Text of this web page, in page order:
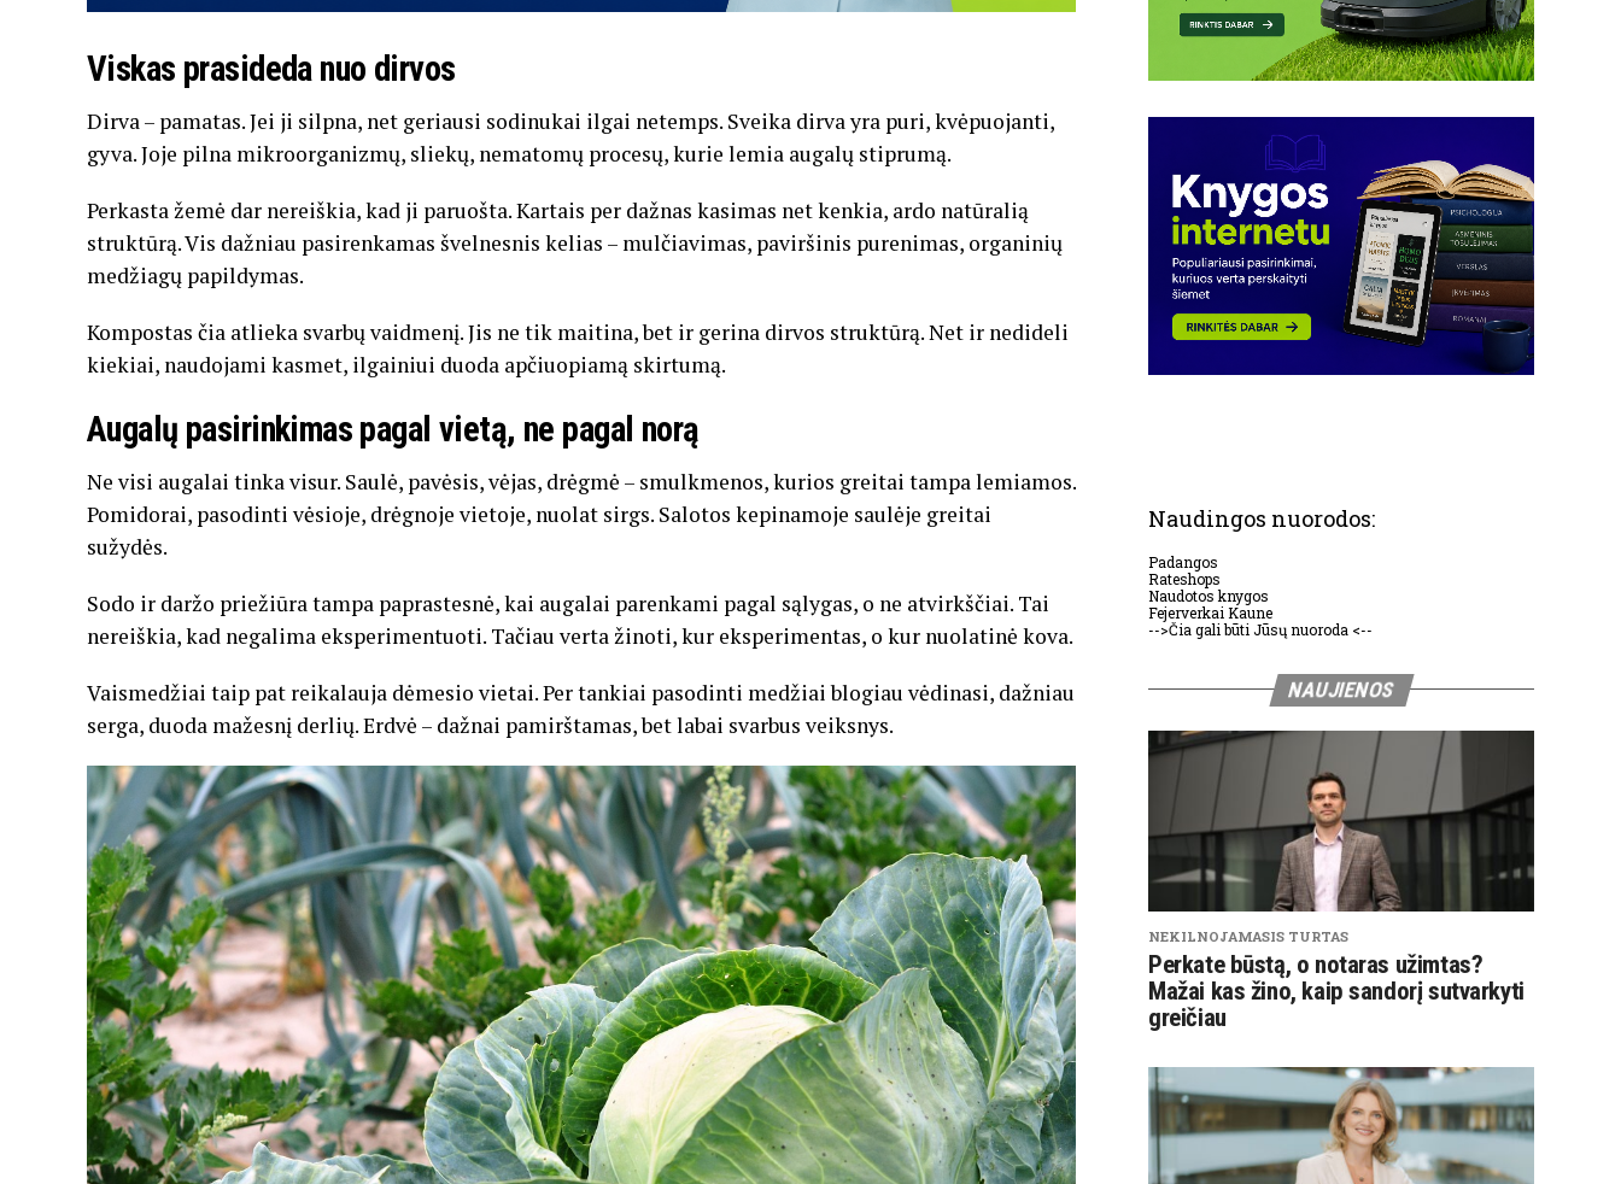
Viskas prasideda nuo dirvos
Dirva – pamatas. Jei ji silpna, net geriausi sodinukai ilgai netemps. Sveika dirva yra puri, kvėpuojanti,
gyva. Joje pilna mikroorganizmų, sliekų, nematomų procesų, kurie lemia augalų stiprumą.
Perkasta žemė dar nereiškia, kad ji paruošta. Kartais per dažnas kasimas net kenkia, ardo natūralią
struktūrą. Vis dažniau pasirenkamas švelnesnis kelias – mulčiavimas, paviršinis purenimas, organinių
medžiagų papildymas.
Kompostas čia atlieka svarbų vaidmenį. Jis ne tik maitina, bet ir gerina dirvos struktūrą. Net ir nedideli
kiekiai, naudojami kasmet, ilgainiui duoda apčiuopiamą skirtumą.
Augalų pasirinkimas pagal vietą, ne pagal norą
Ne visi augalai tinka visur. Saulė, pavėsis, vėjas, drėgmė – smulkmenos, kurios greitai tampa lemiamos.
Pomidorai, pasodinti vėsioje, drėgnoje vietoje, nuolat sirgs. Salotos kepinamoje saulėje greitai
sužydės.
Sodo ir daržo priežiūra tampa paprastesnė, kai augalai parenkami pagal sąlygas, o ne atvirkščiai. Tai
nereiškia, kad negalima eksperimentuoti. Tačiau verta žinoti, kur eksperimentas, o kur nuolatinė kova.
Vaismedžiai taip pat reikalauja dėmesio vietai. Per tankiai pasodinti medžiai blogiau vėdinasi, dažniau
serga, duoda mažesnį derlių. Erdvė – dažnai pamirštamas, bet labai svarbus veiksnys.
Naudingos nuorodos:
Padangos
Rateshops
Naudotos knygos
Fejerverkai Kaune
-->Čia gali būti Jūsų nuoroda <--
NAUJIENOS
NEKILNOJAMASIS TURTAS
Perkate būstą, o notaras užimtas?
Mažai kas žino, kaip sandorį sutvarkyti
greičiau